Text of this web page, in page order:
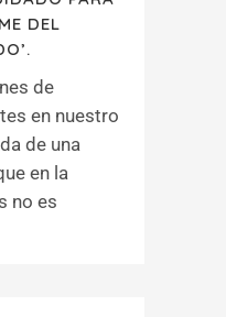
DEL
de
en nuestro
de una
en la
no es